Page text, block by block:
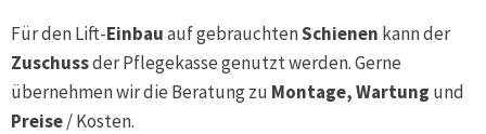
Für den Lift-Einbauauf gebrauchtenSchienen kann der
Zuschussder Pflegekasse genutzt werden. Gerne
übernehmen wir die Beratung zu Montage, Wartung und
Preise/ Kosten.